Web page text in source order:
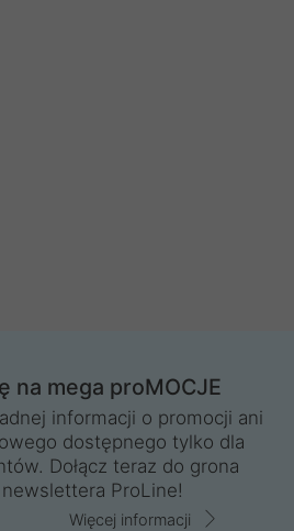
na mega proMOCJE
informacji o promocji ani
dostępnego tylko dla
Dołącz teraz do grona
ProLine!
Więcej informacji